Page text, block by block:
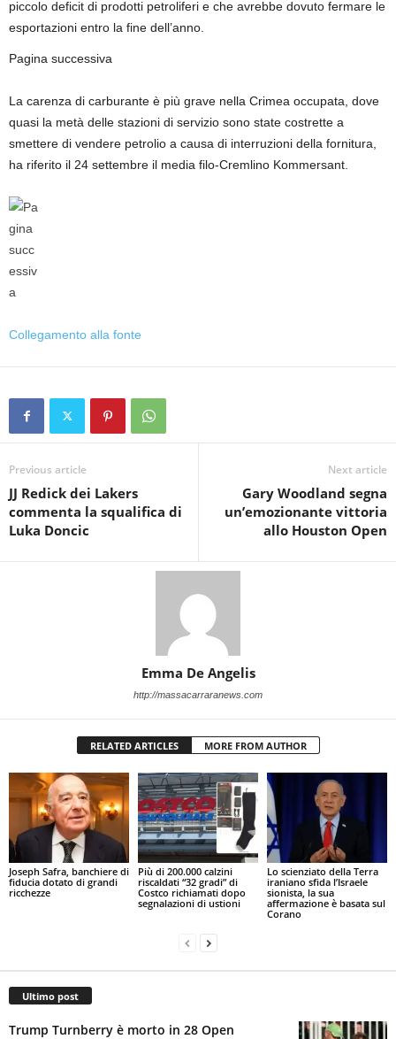
piccolo deficit di prodotti petroliferi e che avrebbe dovuto fermare le
esportazioni entro la fine dell’anno.
Pagina successiva
La carenza di carburante è più grave nella Crimea occupata, dove
quasi la metà delle stazioni di servizio sono state costrette a
smettere di vendere petrolio a causa di interruzioni della fornitura,
ha riferito il 24 settembre il media filo-Cremlino Kommersant.
Collegamento alla fonte
Previous article
JJ Redick dei Lakers
commenta la squalifica di
Luka Doncic
Next article
Gary Woodland segna
un’emozionante vittoria
allo Houston Open
Emma De Angelis
http://massacarraranews.com
RELATED ARTICLES MORE FROM AUTHOR
Joseph Safra, banchiere di
fiducia dotato di grandi
ricchezze
Più di 200.000 calzini
riscaldati “32 gradi” di
Costco richiamati dopo
segnalazioni di ustioni
Lo scienziato della Terra
iraniano sfida l’Israele
sionista, la sua
affermazione è basata sul
Corano
Ultimo post
Trump Turnberry è morto in 28 Open